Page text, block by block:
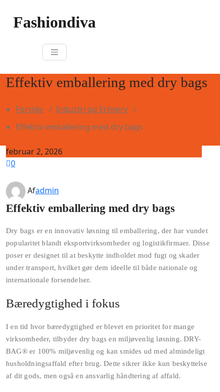
contentFashiondiva
Effektiv emballering med dry bags
Forside / Industri og Erhverv /
Effektiv emballering med dry bags
februar 2, 2026
0
Afadmin
Effektiv emballering med dry bags
Dry bags er en innovativ løsning til emballering, der har vundet
popularitet blandt eksportvirksomheder og logistikfirmaer. Disse
poser er designet til at beskytte indholdet mod fugt og skader
under transport, hvilket gør dem ideelle til både nationale og
internationale forsendelser.
Bæredygtighed i fokus
I en tid hvor bæredygtighed er blevet en prioritet for mange
virksomheder, tilbyder dry bags en miljøvenlig løsning. DRY-
BAG® er 100% miljøvenlig og kan smides ud med almindeligt
husholdningsaffald efter brug. Dette sikrer ikke kun beskyttelse
af dit gods, men også en ansvarlig håndtering af affald.